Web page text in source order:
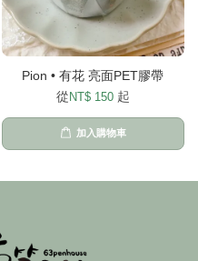
Pion • 有花 亮面PET膠帶
從 NT$ 150 起
加入購物車